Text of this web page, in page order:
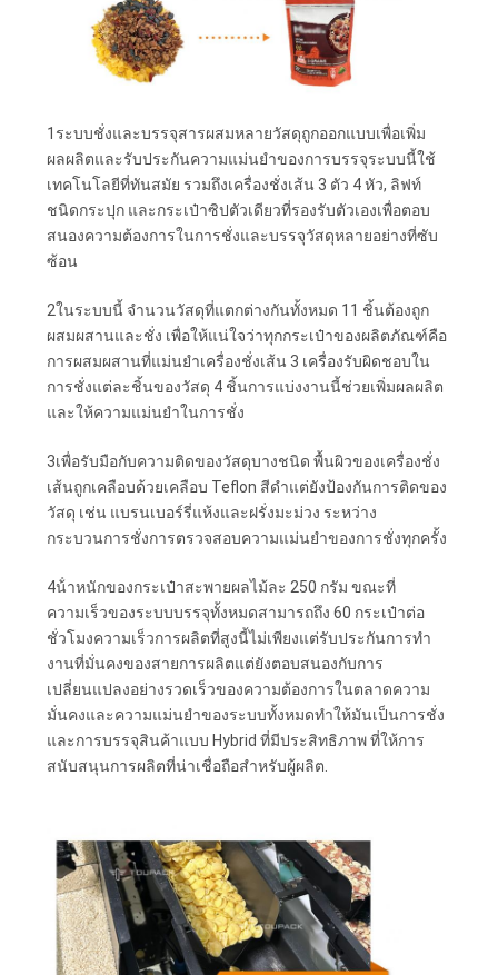
แผนผัง
เว็บไซต์
นโยบาย
ความ
เป็น
ส่วน
1ระบบชั่งและบรรจุสารผสมหลายวัสดุถูกออกแบบเพื่อเพิ่ม
ผลผลิตและรับประกันความแม่นยําของการบรรจุระบบนี้ใช้
เทคโนโลยีที่ทันสมัย รวมถึงเครื่องชั่งเส้น 3 ตัว 4 หัว, ลิฟท์
ชนิดกระปุก และกระเป๋าซิปตัวเดียวที่รองรับตัวเองเพื่อตอบ
สนองความต้องการในการชั่งและบรรจุวัสดุหลายอย่างที่ซับ
ซ้อน
2ในระบบนี้ จํานวนวัสดุที่แตกต่างกันทั้งหมด 11 ชิ้นต้องถูก
ผสมผสานและชั่ง เพื่อให้แน่ใจว่าทุกกระเป๋าของผลิตภัณฑ์คือ
การผสมผสานที่แม่นยําเครื่องชั่งเส้น 3 เครื่องรับผิดชอบใน
การชั่งแต่ละชิ้นของวัสดุ 4 ชิ้นการแบ่งงานนี้ช่วยเพิ่มผลผลิต
และให้ความแม่นยําในการชั่ง
3เพื่อรับมือกับความติดของวัสดุบางชนิด พื้นผิวของเครื่องชั่ง
เส้นถูกเคลือบด้วยเคลือบ Teflon สีดําแต่ยังป้องกันการติดของ
วัสดุ เช่น แบรนเบอร์รี่แห้งและฝรั่งมะม่วง ระหว่าง
กระบวนการชั่งการตรวจสอบความแม่นยําของการชั่งทุกครั้ง
4น้ําหนักของกระเป๋าสะพายผลไม้ละ 250 กรัม ขณะที่
ความเร็วของระบบบรรจุทั้งหมดสามารถถึง 60 กระเป๋าต่อ
ชั่วโมงความเร็วการผลิตที่สูงนี้ไม่เพียงแต่รับประกันการทํา
งานที่มั่นคงของสายการผลิตแต่ยังตอบสนองกับการ
เปลี่ยนแปลงอย่างรวดเร็วของความต้องการในตลาดความ
มั่นคงและความแม่นยําของระบบทั้งหมดทําให้มันเป็นการชั่ง
และการบรรจุสินค้าแบบ Hybrid ที่มีประสิทธิภาพ ที่ให้การ
สนับสนุนการผลิตที่น่าเชื่อถือสําหรับผู้ผลิต.